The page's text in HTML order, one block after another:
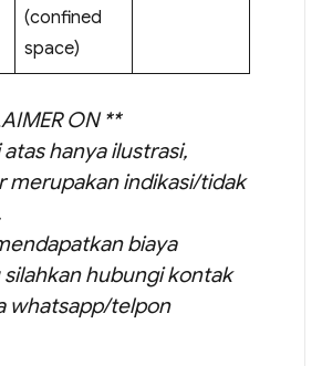
(confined
space)
ON **
atas hanya ilustrasi,
merupakan indikasi/tidak
biaya
hubungi kontak
whatsapp/telpon